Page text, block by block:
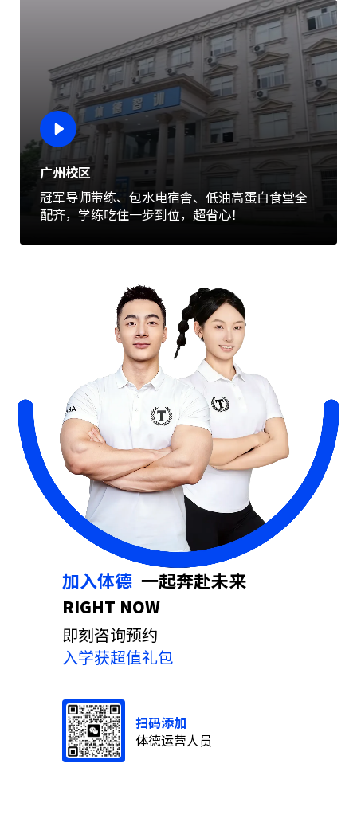
广州校区
冠军导师带练、包水电宿舍、低油高蛋白食堂全
配齐，学练吃住一步到位，超省心！
加入体德 ⼀起奔赴未来
RIGHT NOW
即刻咨询预约
入学获超值礼包
扫码添加
体德运营人员